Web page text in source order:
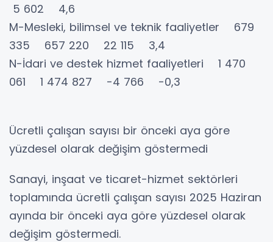
5 602 4,6
M-Mesleki, bilimsel ve teknik faaliyetler 679
335 657 220 22 115 3,4
N-İdari ve destek hizmet faaliyetleri 1 470
061 1 474 827 -4 766 -0,3
Ücretli çalışan sayısı bir önceki aya göre
yüzdesel olarak değişim göstermedi
Sanayi, inşaat ve ticaret-hizmet sektörleri
toplamında ücretli çalışan sayısı 2025 Haziran
ayında bir önceki aya göre yüzdesel olarak
değişim göstermedi.